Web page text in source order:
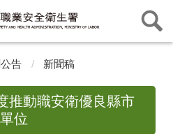
告 新聞稿
推動職安衛優良縣市
位